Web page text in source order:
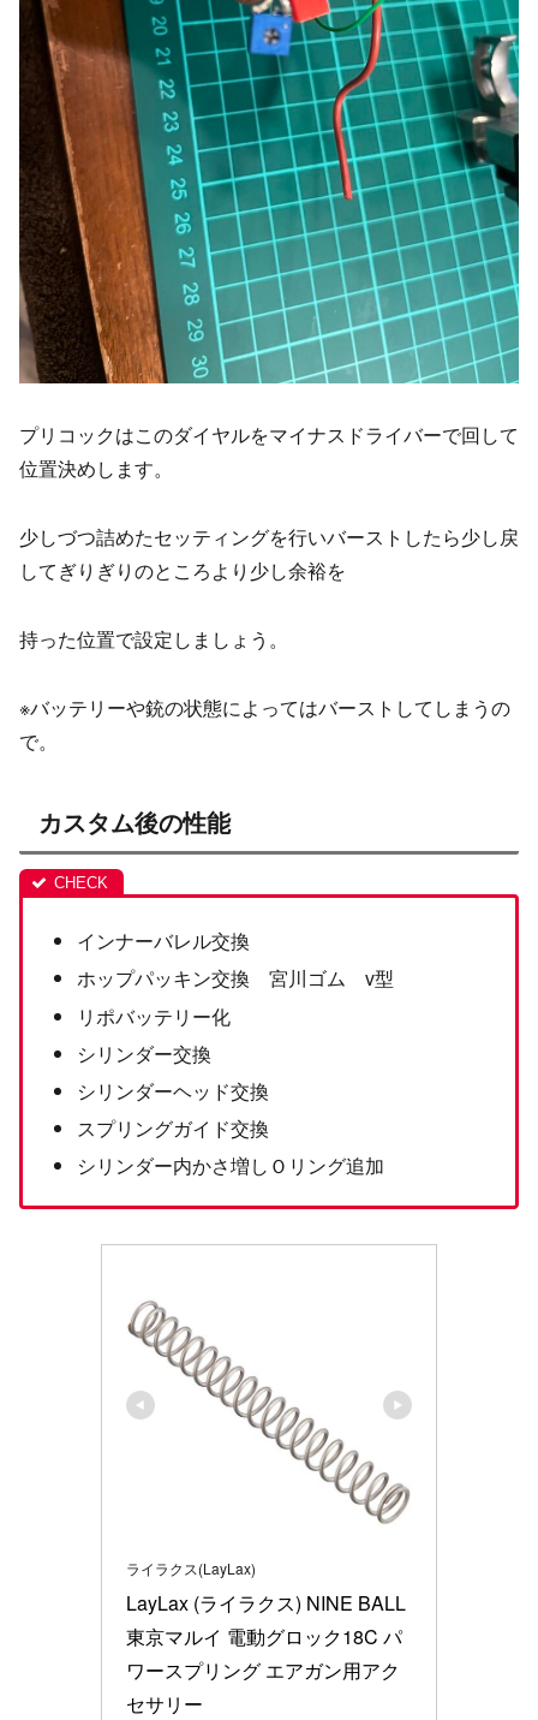
プリコックはこのダイヤルをマイナスドライバーで回して
位置決めします。
少しづつ詰めたセッティングを行いバーストしたら少し戻
してぎりぎりのところより少し余裕を
持った位置で設定しましょう。
※バッテリーや銃の状態によってはバーストしてしまうの
で。
カスタム後の性能
インナーバレル交換
ホップパッキン交換 宮川ゴム v型
リポバッテリー化
シリンダー交換
シリンダーヘッド交換
スプリングガイド交換
シリンダー内かさ増しＯリング追加
ライラクス(LayLax)
LayLax (ライラクス) NINE BALL
東京マルイ 電動グロック18C パ
ワースプリング エアガン用アク
セサリー